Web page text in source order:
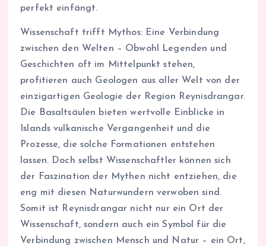
perfekt einfängt.
Wissenschaft trifft Mythos: Eine Verbindung
zwischen den Welten – Obwohl Legenden und
Geschichten oft im Mittelpunkt stehen,
profitieren auch Geologen aus aller Welt von der
einzigartigen Geologie der Region Reynisdrangar.
Die Basaltsäulen bieten wertvolle Einblicke in
Islands vulkanische Vergangenheit und die
Prozesse, die solche Formationen entstehen
lassen. Doch selbst Wissenschaftler können sich
der Faszination der Mythen nicht entziehen, die
eng mit diesen Naturwundern verwoben sind.
Somit ist Reynisdrangar nicht nur ein Ort der
Wissenschaft, sondern auch ein Symbol für die
Verbindung zwischen Mensch und Natur – ein Ort,